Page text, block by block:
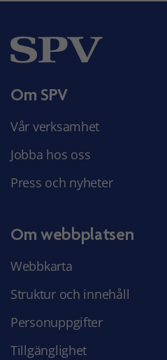
Om SPV
Vår verksamhet
Jobba hos oss
Press och nyheter
Om webbplatsen
Webbkarta
Struktur och innehåll
Personuppgifter
Tillgänglighet